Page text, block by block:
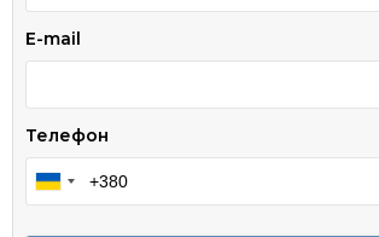
E-mail
Телефон